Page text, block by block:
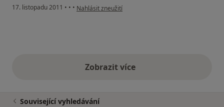
17. listopadu 2011 • • • podle názoru uživatele Pacient
Nahlásit zneužití
Zobrazit vícevýše uvedené názory
Související vyhledávání